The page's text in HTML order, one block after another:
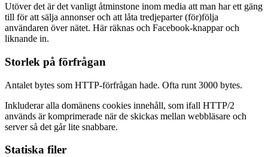
Utöver det är det vanligt åtminstone inom media att man har ett gäng
till för att sälja annonser och att låta tredjeparter (för)följa
användaren över nätet. Här räknas och Facebook-knappar och
liknande in.
Storlek på förfrågan
Antalet bytes som HTTP-förfrågan hade. Ofta runt 3000 bytes.
Inkluderar alla domänens cookies innehåll, som ifall HTTP/2
används är komprimerade när de skickas mellan webbläsare och
server så det går lite snabbare.
Statiska filer